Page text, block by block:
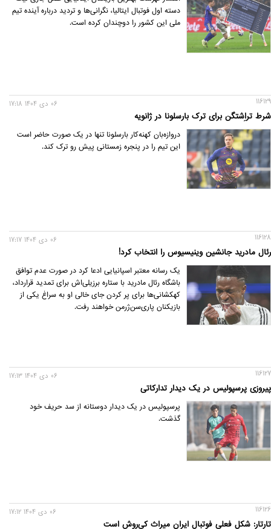
دسته اول فوتبال ایتالیا، نگرانی‌ها و تردید درباره آینده تیم
ملی این کشور را دوچندان کرده است.
116129
شرط تراِشتگن برای ترک بارسلونا در ژانویه
06 دی 1404 17:18
دروازه‌بان کهنه‌کار بارسلونا تنها در یک صورت حاضر است
این تیم را در پنجره زمستانی پیش‌ رو ترک کند.
116128
رئال مادرید جانشین وینیسیوس را انتخاب کرد!
06 دی 1404 17:17
یک رسانه معتبر اسپانیایی ادعا کرد در صورت عدم توافق
باشگاه رئال مادرید با ستاره برزیلی‌اش برای تمدید قرارداد،
کهکشانی‌ها برای پر کردن جای خالی او به سراغ یکی از
بازیکنان پاری‌سن‌ژرمن خواهند رفت.
116127
پیروزی پرسپولیس در یک دیدار تدارکاتی
06 دی 1404 17:13
پرسپولیس در یک دیدار دوستانه از سد حریف خود
گذشت.
116126
تارتار: شکل فعلی فوتبال ایران میراث کی‌روش است
06 دی 1404 17:12